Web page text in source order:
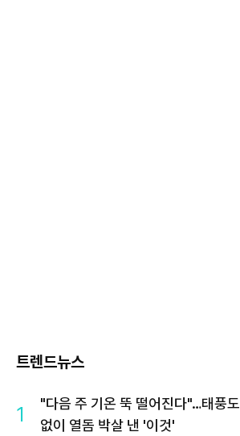
트렌드뉴스
1
"다음 주 기온 뚝 떨어진다"…태풍도
없이 열돔 박살 낸 '이것'